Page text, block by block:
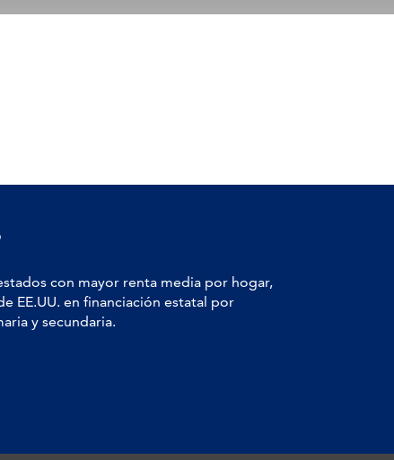
con mayor renta media por hogar,
EE.UU. en financiación estatal por
y secundaria.